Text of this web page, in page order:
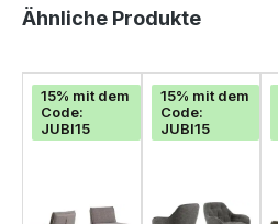
Produktgalerie überspringen
Ähnliche Produkte
15% mit dem
Code:
JUBI15
15% mit dem
Code:
JUBI15